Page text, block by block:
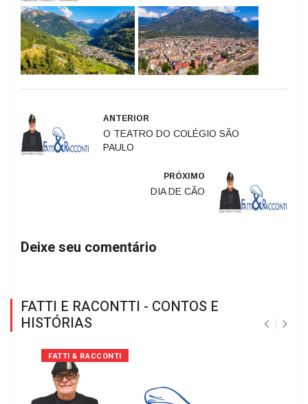
ANTERIOR
O TEATRO DO COLÉGIO SÃO
PAULO
PRÓXIMO
DIA DE CÃO
Deixe seu comentário
FATTI E RACONTTI - CONTOS E
HISTÓRIAS
FATTI & RACCONTI